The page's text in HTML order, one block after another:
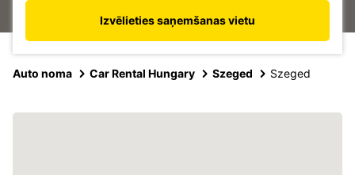
Izvēlieties saņemšanas vietu
Auto noma Car Rental Hungary Szeged Szeged